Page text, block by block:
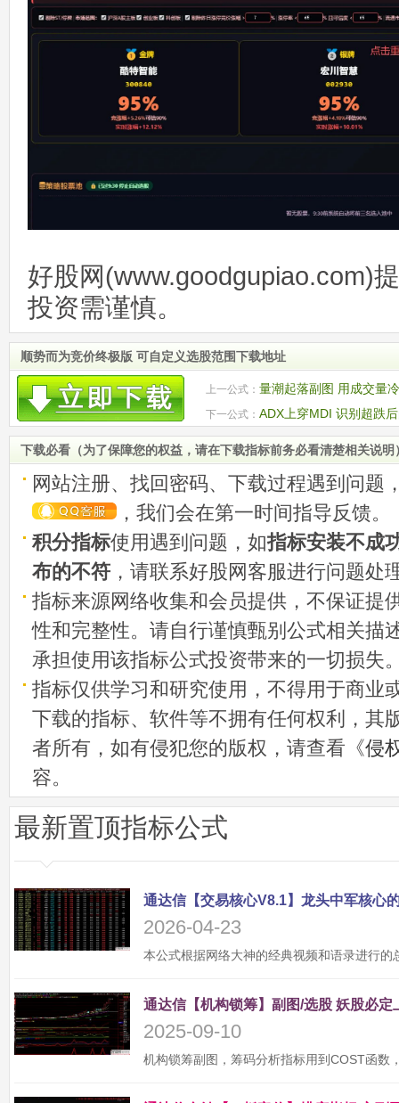
好股网(www.goodgupiao.com)
投资需谨慎。
顺势而为竞价终极版 可自定义选股范围下载地址
上一公式： 量潮起落副图 用成交量
点
下一公式： ADX上穿MDI 识别超跌
下载必看（为了保障您的权益，请在下载指标前务必看清楚相关说明
网站注册、找回密码、下载过程遇到问题
，我们会在第一时间指导反馈。
积分指标使用遇到问题，如指标安装不成
布的不符 ，请联系好股网客服进行问题处
指标来源网络收集和会员提供，不保证提
性和完整性。请自行谨慎甄别公式相关描
承担使用该指标公式投资带来的一切损失
指标仅供学习和研究使用，不得用于商业
下载的指标、软件等不拥有任何权利，其
者所有，如有侵犯您的版权，请查看《侵
容。
最新置顶指标公式
2026-04-23
2025-09-10